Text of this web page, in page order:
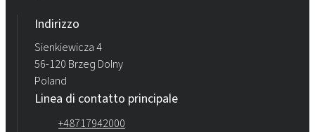
Indirizzo
Sienkiewicza 4
56-120 Brzeg Dolny
Poland
Linea di contatto principale
+48717942000